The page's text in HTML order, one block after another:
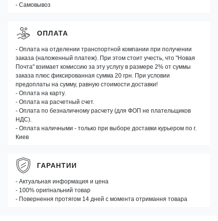
- Самовывоз
ОПЛАТА
- Оплата на отделении транспортной компании при получении
заказа (наложенный платеж). При этом стоит учесть, что "Новая
Почта" взимает комиссию за эту услугу в размере 2% от суммы
заказа плюс фиксированная сумма 20 грн. При условии
предоплаты на сумму, равную стоимости доставки!
- Оплата на карту.
- Оплата на расчетный счет.
- Оплата по безналичному расчету (для ФОП не плательщиков
НДС).
- Оплата наличными - только при выборе доставки курьером по г.
Киев
ГАРАНТИИ
- Актуальная информация и цена
- 100% оригінальний товар
- Повернення протягом 14 дней с момента отримання товара